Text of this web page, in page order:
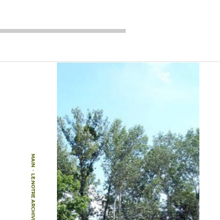
MAIN
-
LE:NOTRE ARCHIVE